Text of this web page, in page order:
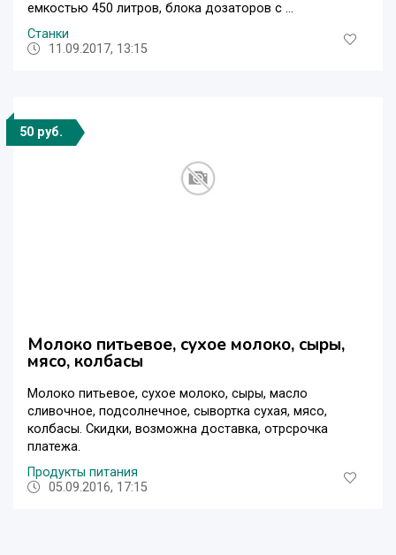
емкостью 450 литров, блока дозаторов с ...
Станки
11.09.2017, 13:15
50 руб.
Молоко питьевое, сухое молоко, сыры,
мясо, колбасы
Молоко питьевое, сухое молоко, сыры, масло
сливочное, подсолнечное, сывортка сухая, мясо,
колбасы. Скидки, возможна доставка, отрсрочка
платежа.
Продукты питания
05.09.2016, 17:15